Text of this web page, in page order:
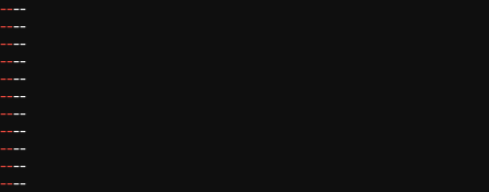
----
----
----
----
----
----
----
----
----
----
----